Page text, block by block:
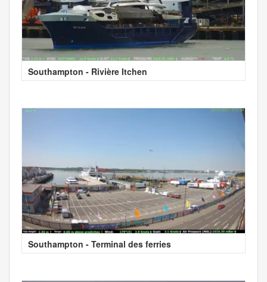
Southampton - Rivière Itchen
Southampton - Terminal des ferries